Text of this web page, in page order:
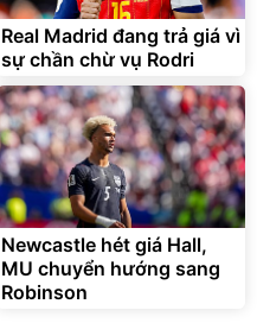
Real Madrid đang trả giá vì
sự chần chừ vụ Rodri
Newcastle hét giá Hall,
MU chuyển hướng sang
Robinson